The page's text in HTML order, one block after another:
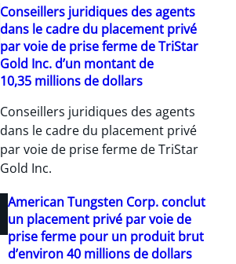
Conseillers juridiques des agents
dans le cadre du placement privé
par voie de prise ferme de TriStar
Gold Inc. d’un montant de
10,35 millions de dollars
Conseillers juridiques des agents
dans le cadre du placement privé
par voie de prise ferme de TriStar
Gold Inc.
American Tungsten Corp. conclut
un placement privé par voie de
prise ferme pour un produit brut
d’environ 40 millions de dollars